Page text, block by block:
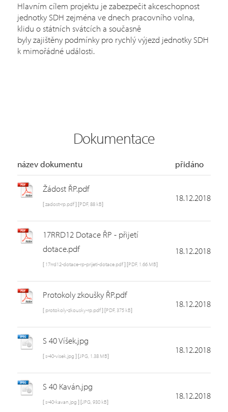
Hlavním cílem projektu je zabezpečit akceschopnost
jednotky SDH zejména ve dnech pracovního volna,
klidu o státních svátcích a současně
byly zajištěny podmínky pro rychlý výjezd jednotky SDH
k mimořádné události.
Dokumentace
název dokumentu přidáno
Žádost ŘP.pdf
[ zadost-rp.pdf ][PDF, 88 kB]
18.12.2018
17RRD12 Dotace ŘP - přijetí
dotace.pdf
[ 17rrd12-dotace-rp-prijeti-dotace.pdf ][PDF, 1.66 MB]
18.12.2018
Protokoly zkoušky ŘP.pdf
[ protokoly-zkousky-rp.pdf ][PDF, 375 kB]
18.12.2018
S 40 Víšek.jpg
[ s-40-visek.jpg ][JPG, 1.38 MB]
18.12.2018
S 40 Kaván.jpg
[ s-40-kavan.jpg ][JPG, 930 kB]
18.12.2018